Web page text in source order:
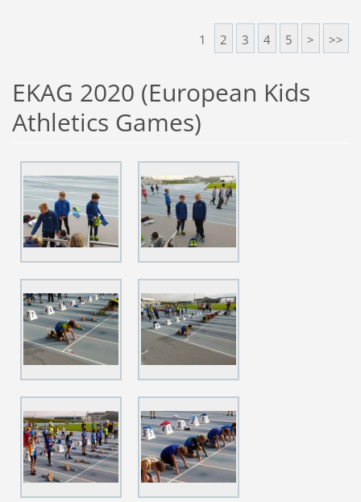
1 2 3 4 5 > >>
EKAG 2020 (European Kids
Athletics Games)